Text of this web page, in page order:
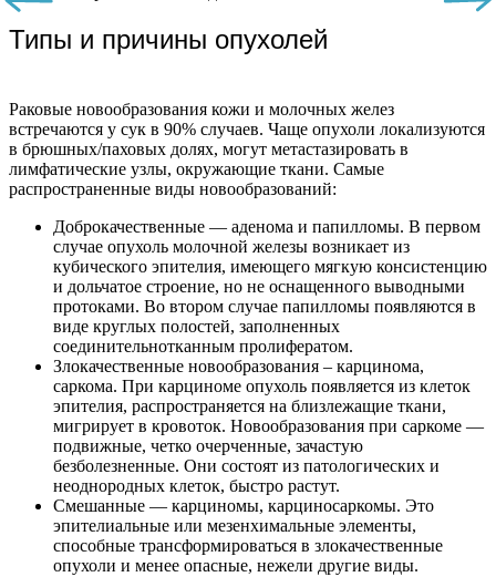
Типы и причины опухолей
Раковые новообразования кожи и молочных желез
встречаются у сук в 90% случаев. Чаще опухоли локализуются
в брюшных/паховых долях, могут метастазировать в
лимфатические узлы, окружающие ткани. Самые
распространенные виды новообразований:
Доброкачественные — аденома и папилломы. В первом
случае опухоль молочной железы возникает из
кубического эпителия, имеющего мягкую консистенцию
и дольчатое строение, но не оснащенного выводными
протоками. Во втором случае папилломы появляются в
виде круглых полостей, заполненных
соединительнотканным пролифератом.
Злокачественные новообразования – карцинома,
саркома. При карциноме опухоль появляется из клеток
эпителия, распространяется на близлежащие ткани,
мигрирует в кровоток. Новообразования при саркоме —
подвижные, четко очерченные, зачастую
безболезненные. Они состоят из патологических и
неоднородных клеток, быстро растут.
Смешанные — карциномы, карциносаркомы. Это
эпителиальные или мезенхимальные элементы,
способные трансформироваться в злокачественные
опухоли и менее опасные, нежели другие виды.